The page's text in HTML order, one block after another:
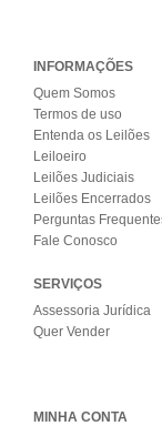
INFORMAÇÕES
Quem Somos
Termos de uso
Entenda os Leilões
Leiloeiro
Leilões Judiciais
Leilões Encerrados
Perguntas
Fale Conosco
SERVIÇOS
Assessoria Jurídica
Quer Vender
MINHA CONTA